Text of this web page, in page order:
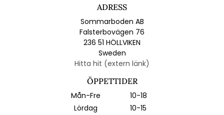
ADRESS
Sommarboden AB
Falsterbovägen 76
236 51 HÖLLVIKEN
Sweden
Hitta hit (extern länk)
ÖPPETTIDER
Mån-Fre
10-18
Lördag
10-15